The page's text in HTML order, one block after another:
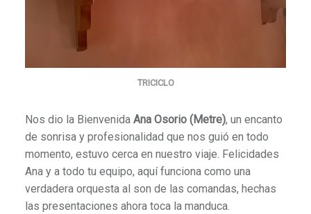
TRICICLO
Nos dio la Bienvenida Ana Osorio (Metre), un encanto
de sonrisa y profesionalidad que nos guió en todo
momento, estuvo cerca en nuestro viaje. Felicidades
Ana y a todo tu equipo, aquí funciona como una
verdadera orquesta al son de las comandas, hechas
las presentaciones ahora toca la manduca.